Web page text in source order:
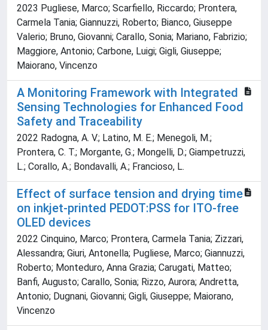
2023 Pugliese, Marco; Scarfiello, Riccardo; Prontera,
Carmela Tania; Giannuzzi, Roberto; Bianco, Giuseppe
Valerio; Bruno, Giovanni; Carallo, Sonia; Mariano, Fabrizio;
Maggiore, Antonio; Carbone, Luigi; Gigli, Giuseppe;
Maiorano, Vincenzo
A Monitoring Framework with Integrated
Sensing Technologies for Enhanced Food
Safety and Traceability
2022 Radogna, A. V.; Latino, M. E.; Menegoli, M.;
Prontera, C. T.; Morgante, G.; Mongelli, D.; Giampetruzzi,
L.; Corallo, A.; Bondavalli, A.; Francioso, L.
Effect of surface tension and drying time
on inkjet-printed PEDOT:PSS for ITO-free
OLED devices
2022 Cinquino, Marco; Prontera, Carmela Tania; Zizzari,
Alessandra; Giuri, Antonella; Pugliese, Marco; Giannuzzi,
Roberto; Monteduro, Anna Grazia; Carugati, Matteo;
Banfi, Augusto; Carallo, Sonia; Rizzo, Aurora; Andretta,
Antonio; Dugnani, Giovanni; Gigli, Giuseppe; Maiorano,
Vincenzo